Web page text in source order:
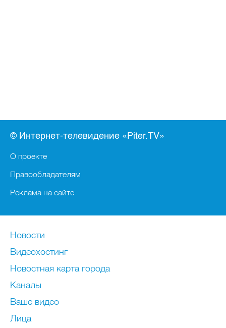
© Интернет-телевидение «Piter.TV»
О проекте
Правообладателям
Реклама на сайте
Новости
Видеохостинг
Новостная карта города
Каналы
Ваше видео
Лица